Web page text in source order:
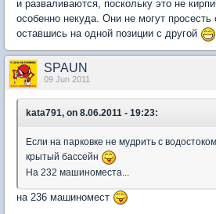
и разваливаются, поскольку это не
особенно некуда. Они не могут просесть
оставшись на одной позиции с другой
SPAUN
09 Jun 2011
kata791, on 8.06.2011 - 19:23:
Если на парковке не мудрить с
крытый бассейн
На 232 машиноместа...
на 236 машиномест